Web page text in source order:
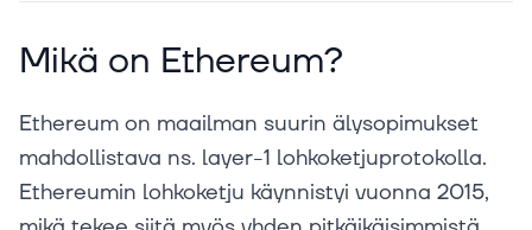
Mikä on Ethereum?
Ethereum on maailman suurin älysopimukset
mahdollistava ns. layer-1 lohkoketjuprotokolla.
Ethereumin lohkoketju käynnistyi vuonna 2015,